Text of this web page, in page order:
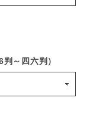
～四六判）